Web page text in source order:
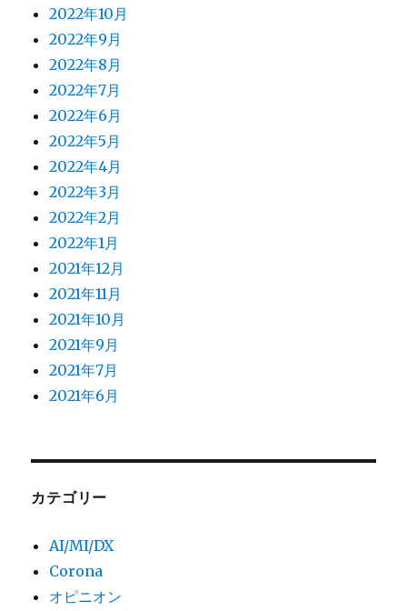
2022年10月
2022年9月
2022年8月
2022年7月
2022年6月
2022年5月
2022年4月
2022年3月
2022年2月
2022年1月
2021年12月
2021年11月
2021年10月
2021年9月
2021年7月
2021年6月
カテゴリー
AI/MI/DX
Corona
オピニオン